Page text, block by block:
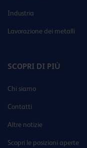
Industria
Lavorazione dei metalli
SCOPRI DI PIÙ
Chi siamo
Contatti
Altre notizie
Scopri le posizioni aperte